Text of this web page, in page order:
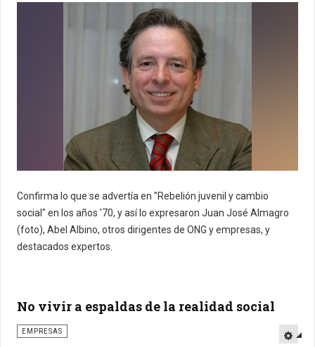
Confirma lo que se advertía en "Rebelión juvenil y cambio
social" en los años '70, y así lo expresaron Juan José Almagro
(foto), Abel Albino, otros dirigentes de ONG y empresas, y
destacados expertos.
No vivir a espaldas de la realidad social
EMPRESAS